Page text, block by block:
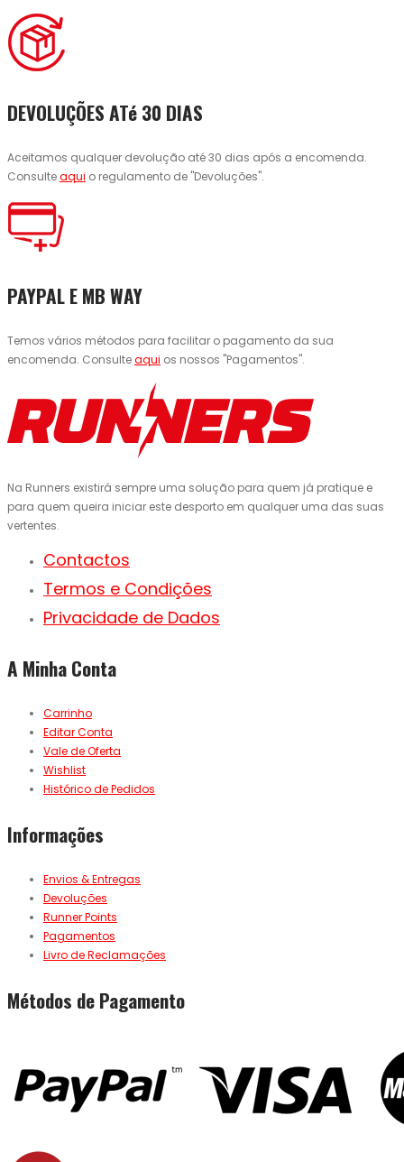
DEVOLUÇÕES ATé 30 DIAS
Aceitamos qualquer devolução até 30 dias após a encomenda.
Consulteaqui o regulamento de "Devoluções".
PAYPAL E MB WAY
Temos vários métodos para facilitar o pagamento da sua
encomenda. Consulteaqui os nossos "Pagamentos".
Na Runners existirá sempre uma solução para quem já pratique e
para quem queira iniciar este desporto em qualquer uma das suas
vertentes.
Contactos
Termos e Condições
Privacidade de Dados
A Minha Conta
Carrinho
Editar Conta
Vale de Oferta
Wishlist
Histórico de Pedidos
Informações
Envios & Entregas
Devoluções
Runner Points
Pagamentos
Livro de Reclamações
Métodos de Pagamento